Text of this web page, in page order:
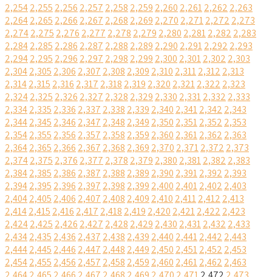
2,2542,255 2,256 2,257 2,258 2,259 2,260 2,2612,262 2,263
2,2642,265 2,266 2,267 2,268 2,269 2,270 2,2712,272 2,273
2,2742,275 2,276 2,277 2,278 2,279 2,280 2,2812,282 2,283
2,2842,285 2,286 2,287 2,288 2,289 2,290 2,2912,292 2,293
2,2942,295 2,296 2,297 2,298 2,299 2,300 2,3012,302 2,303
2,3042,305 2,306 2,307 2,308 2,309 2,310 2,3112,312 2,313
2,3142,315 2,316 2,317 2,318 2,319 2,320 2,3212,322 2,323
2,3242,325 2,326 2,327 2,328 2,329 2,330 2,3312,332 2,333
2,3342,335 2,336 2,337 2,338 2,339 2,340 2,3412,342 2,343
2,3442,345 2,346 2,347 2,348 2,349 2,350 2,3512,352 2,353
2,3542,355 2,356 2,357 2,358 2,359 2,360 2,3612,362 2,363
2,3642,365 2,366 2,367 2,368 2,369 2,370 2,3712,372 2,373
2,3742,375 2,376 2,377 2,378 2,379 2,380 2,3812,382 2,383
2,3842,385 2,386 2,387 2,388 2,389 2,390 2,3912,392 2,393
2,3942,395 2,396 2,397 2,398 2,399 2,400 2,4012,402 2,403
2,4042,405 2,406 2,407 2,408 2,409 2,410 2,4112,412 2,413
2,4142,415 2,416 2,417 2,418 2,419 2,420 2,4212,422 2,423
2,4242,425 2,426 2,427 2,428 2,429 2,430 2,4312,432 2,433
2,4342,435 2,436 2,437 2,438 2,439 2,440 2,4412,442 2,443
2,4442,445 2,446 2,447 2,448 2,449 2,450 2,4512,452 2,453
2,4542,455 2,456 2,457 2,458 2,459 2,460 2,4612,462 2,463